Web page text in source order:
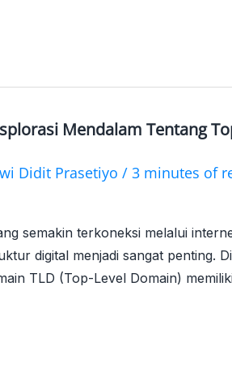
Mendalam Tentang
Didit Prasetiyo / 3 minutes of
semakin terkoneksi melalui
digital menjadi sangat penting.
TLD (Top-Level Domain)